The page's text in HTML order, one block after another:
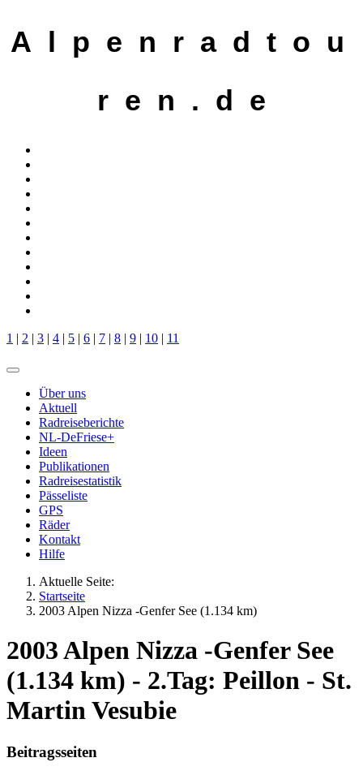
A l p e n r a d t o u
r e n . d e
1 | 2 | 3 | 4 | 5 | 6 | 7 | 8 | 9 | 10 | 11
Über uns
Aktuell
Radreiseberichte
NL-DeFriese+
Ideen
Publikationen
Radreisestatistik
Pässeliste
GPS
Räder
Kontakt
Hilfe
Aktuelle Seite:
Startseite
2003 Alpen Nizza -Genfer See (1.134 km)
2003 Alpen Nizza -Genfer See
(1.134 km) - 2.Tag: Peillon - St.
Martin Vesubie
Beitragsseiten